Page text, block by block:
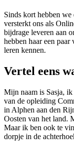
Sinds kort hebben we
versterkt ons als
bijdrage leveren aan
hebben haar een paar
leren kennen.
Vertel eens
Mijn naam is Sasja,
van de opleiding
in Alphen aan den
Oosten van het land.
Maar ik ben ook te
dorpje in de